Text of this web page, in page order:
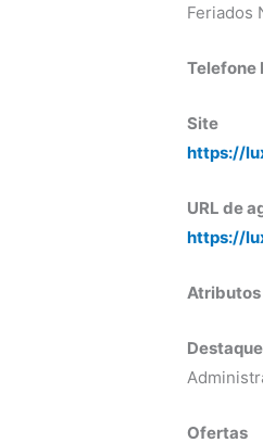
Feriados
Telefone
Site
https://
URL de
https://
Atributos
Ofertas